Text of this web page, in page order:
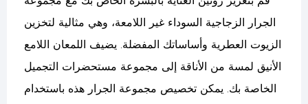
الجرار الزجاجية السوداء غير اللامعة، وهي مثالية لتخزين
الزيوت العطرية وأساساتك المفضلة. يضيف اللمعان اللامع
الأنيق لمسة من الأناقة إلى مجموعة مستحضرات التجميل
الخاصة بك. يمكن تخصيص مجموعة الجرار هذه باستخدام